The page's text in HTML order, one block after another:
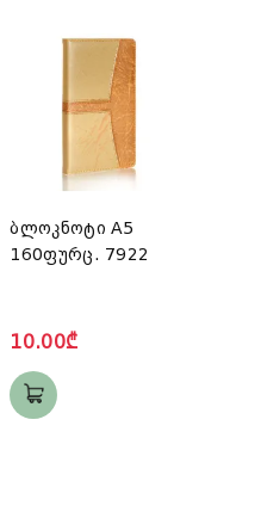
ბლოკნოტი A5
160ფურც. 7922
10.00₾